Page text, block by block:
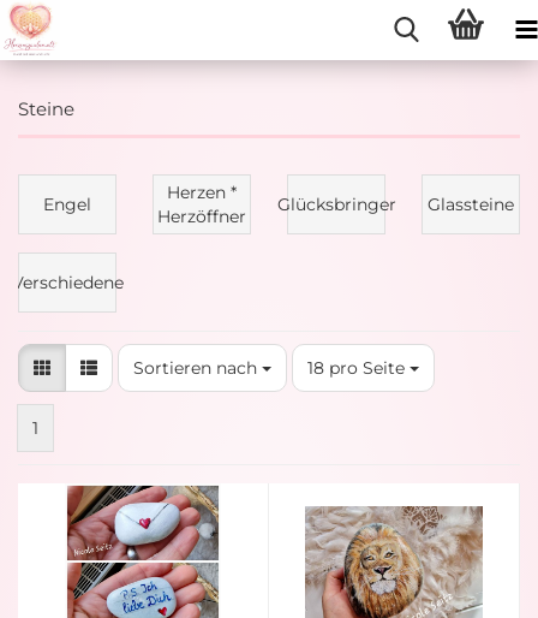
Steine
Engel
Herzen *
Herzöffner
Glücksbringer Glassteine
Verschiedene
Sortieren nach
Sortieren nach 18 pro Seite
pro Seite
1